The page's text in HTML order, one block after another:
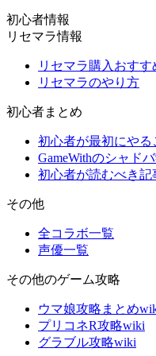
初心者情報
リセマラ情報
リセマラ購入おすす
リセマラのやり方
初心者まとめ
初心者が最初にやる
GameWithのシャド
初心者が読むべき記
その他
全コラボ一覧
声優一覧
その他のゲーム攻略
ウマ娘攻略まとめ
プリコネR攻略wiki
グラブル攻略wiki